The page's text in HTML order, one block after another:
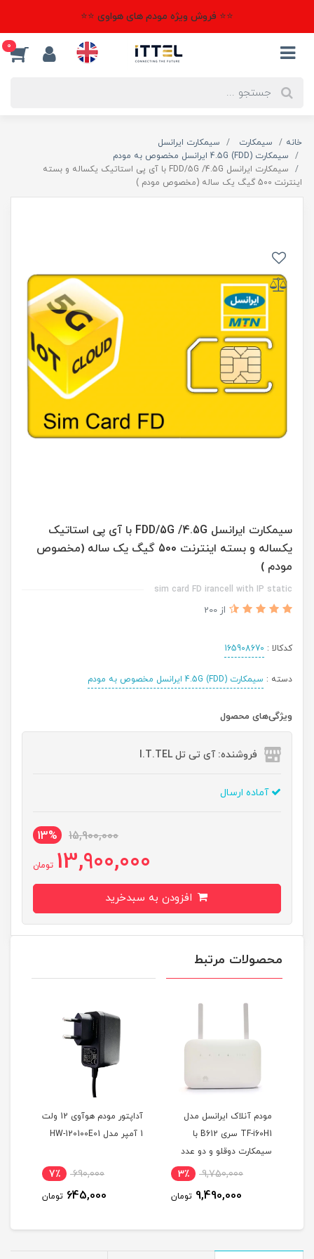
⭐⭐ فروش ویژه مودم های هواوی ⭐⭐
0
خانه سیمکارت
سیمکارت ایرانسل
سیمکارت 4.5G (FDD) ایرانسل مخصوص به مودم
سیمکارت ایرانسل FDD/5G /4.5G با آی پی استاتیک یکساله و بسته
اینترنت 500 گیگ یک ساله (مخصوص مودم )
سیمکارت ایرانسل FDD/5G /4.5G با آی پی استاتیک
یکساله و بسته اینترنت 500 گیگ یک ساله (مخصوص
مودم )
sim card FD irancell with IP static
از 200
کدکالا : 165908670
دسته : سیمکارت 4.5G (FDD) ایرانسل مخصوص به مودم
ویژگی‌های محصول
فروشنده: آی تی تل I.T.TEL
آماده ارسال
15,900,000
13%
13,900,000 تومان
محصولات مرتبط
مودم آنلاک ایرانسل مدل
TF-i60H1 سری B612 با
سیمکارت دوقلو و دو عدد
آنتن اکسترنال 19 دسی بل و9,750,000 3٪
9,490,000 تومان
آداپتور مودم هوآوی 12 ولت
1 آمپر مدل HW-120100E01
690,000 7٪
645,000 تومان